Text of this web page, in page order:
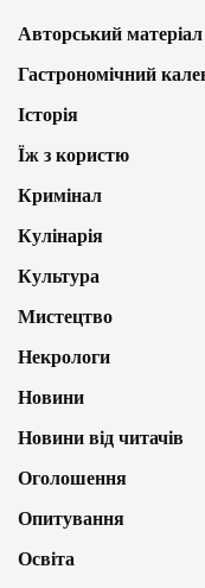
Авторський матеріал
Гастрономічний
Історія
Їж з користю
Кримінал
Кулінарія
Культура
Мистецтво
Некрологи
Новини
Новини від читачів
Оголошення
Опитування
Освіта